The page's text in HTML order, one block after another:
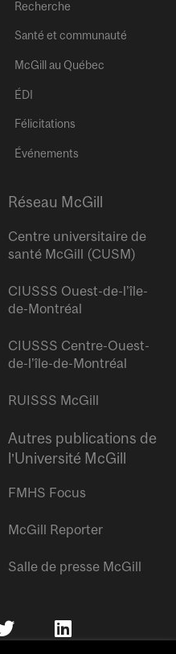
Recherche
Santé et communauté
McGill au Québec
ÉDI
Félicitations
Événements
Réseau McGill
Centre universitaire de
santé McGill (CUSM)
CIUSSS Ouest-de-l’île-
de-Montréal
CIUSSS Centre-Ouest-
de-l’île-de-Montréal
RUISSS McGill
Autres publications de
l’Université McGill
FMHS Focus
McGill Reporter
Salle de presse McGill